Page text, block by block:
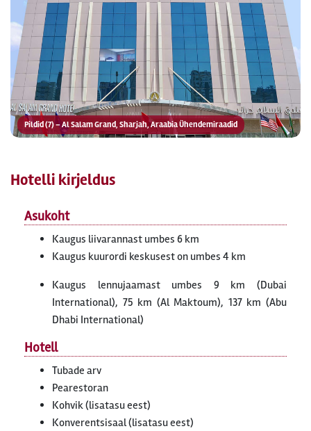
Pildid (7) – Al Salam Grand, Sharjah, Araabia Ühendemiraadid
Hotelli kirjeldus
Asukoht
Kaugus liivarannast umbes 6 km
Kaugus kuurordi keskusest on umbes 4 km
Kaugus lennujaamast umbes 9 km (Dubai
International), 75 km (Al Maktoum), 137 km (Abu
Dhabi International)
Hotell
Tubade arv
Pearestoran
Kohvik (lisatasu eest)
Konverentsisaal (lisatasu eest)